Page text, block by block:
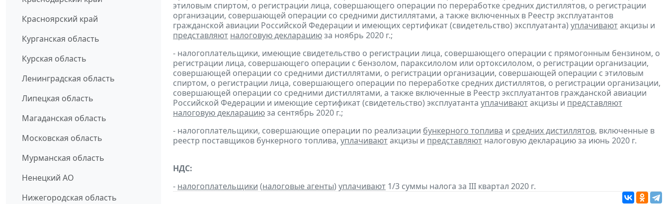
Красноярский край
Курганская область
Курская область
Ленинградская область
Липецкая область
Магаданская область
Московская область
Мурманская область
Ненецкий АО
Нижегородская область
этиловым спиртом, о регистрации лица, совершающего операции по переработке средних дистиллятов, о регистрации
организации, совершающей операции со средними дистиллятами, а также включенных в Реестр эксплуатантов
гражданской авиации Российской Федерации и имеющих сертификат (свидетельство) эксплуатанта) уплачиваютакцизы и
представляют налоговую декларациюза ноябрь 2020 г.;
- налогоплательщики, имеющие свидетельство о регистрации лица, совершающего операции с прямогонным бензином, о
регистрации лица, совершающего операции с бензолом, параксилолом или ортоксилолом, о регистрации организации,
совершающей операции со средними дистиллятами, о регистрации организации, совершающей операции с этиловым
спиртом, о регистрации лица, совершающего операции по переработке средних дистиллятов, о регистрации организации,
совершающей операции со средними дистиллятами, а также включенные в Реестр эксплуатантов гражданской авиации
Российской Федерации и имеющие сертификат (свидетельство) эксплуатанта уплачиваютакцизы и представляют
налоговую декларациюза сентябрь 2020 г.;
- налогоплательщики, совершающие операции по реализации бункерного топлива и средних дистиллятов, включенные в
реестр поставщиков бункерного топлива, уплачиваютакцизы и представляют налоговую декларацию за июнь 2020 г.
НДС:
- налогоплательщики (налоговые агенты) уплачивают 1/3 суммы налога за III квартал 2020 г.